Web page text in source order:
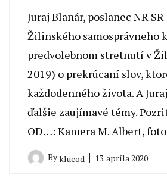
Juraj Blanár, poslanec NR
Žilinského samosprávneho
predvolebnom stretnutí v
2019) o prekrúcaní slov,
každodenného života. A
ďalšie zaujímavé témy.
OD…: Kamera M. Albert,
Byklucod 13. apríla 2020